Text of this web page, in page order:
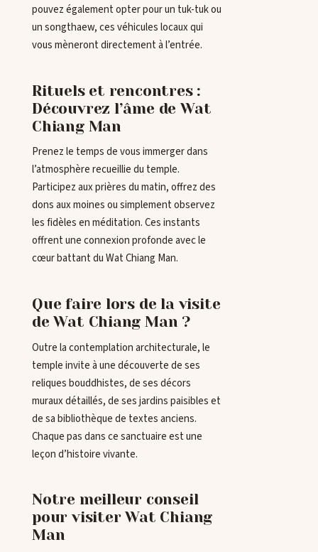
pouvez également opter pour un tuk-tuk ou
un songthaew, ces véhicules locaux qui
vous mèneront directement à l’entrée.
Rituels et rencontres :
Découvrez l’âme de Wat
Chiang Man
Prenez le temps de vous immerger dans
l’atmosphère recueillie du temple.
Participez aux prières du matin, offrez des
dons aux moines ou simplement observez
les fidèles en méditation. Ces instants
offrent une connexion profonde avec le
cœur battant du Wat Chiang Man.
Que faire lors de la visite
de Wat Chiang Man ?
Outre la contemplation architecturale, le
temple invite à une découverte de ses
reliques bouddhistes, de ses décors
muraux détaillés, de ses jardins paisibles et
de sa bibliothèque de textes anciens.
Chaque pas dans ce sanctuaire est une
leçon d’histoire vivante.
Notre meilleur conseil
pour visiter Wat Chiang
Man